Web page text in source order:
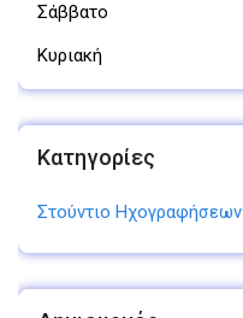
Σάββατο
Κυριακή
Κατηγορίες
Στούντιο Ηχογραφήσεων